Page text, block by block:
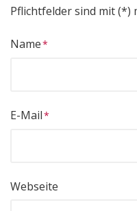
Pflichtfelder sind mit (*)
Name
E-Mail
Webseite